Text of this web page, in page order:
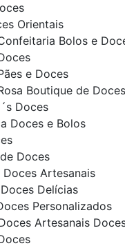
Orientais
Bolos e
e Doces
Boutique de Doces
Doces
Doces e Bolos
Doces
Artesanais
Delícias
Personalizados
Artesanais